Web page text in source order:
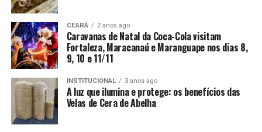
CEARÁ 2 anos ago
Caravanas de Natal da Coca-Cola visitam
Fortaleza, Maracanaú e Maranguape nos dias 8,
9, 10 e 11/11
INSTITUCIONAL 3 anos ago
A luz que ilumina e protege: os benefícios das
Velas de Cera de Abelha